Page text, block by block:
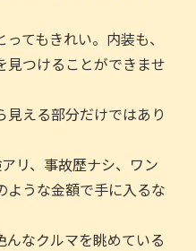
てもきれい。内装も、
見つけることができませ
える部分だけではあり
リ、事故歴ナシ、ワン
ような金額で手に入るな
んなクルマを眺めている